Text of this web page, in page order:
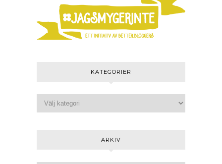
KATEGORIER
ARKIV